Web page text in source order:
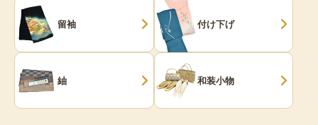
留袖 付け下げ
紬 和装小物